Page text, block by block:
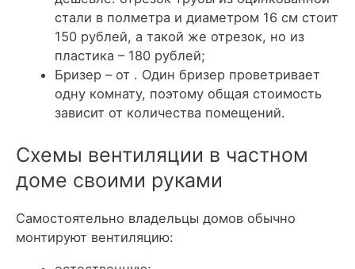
стали в полметра и диаметром 16 см стоит
150 рублей, а такой же отрезок, но из
пластика – 180 рублей;
Бризер – от . Один бризер проветривает
одну комнату, поэтому общая стоимость
зависит от количества помещений.
Схемы вентиляции в частном
доме своими руками
Самостоятельно владельцы домов обычно
монтируют вентиляцию: